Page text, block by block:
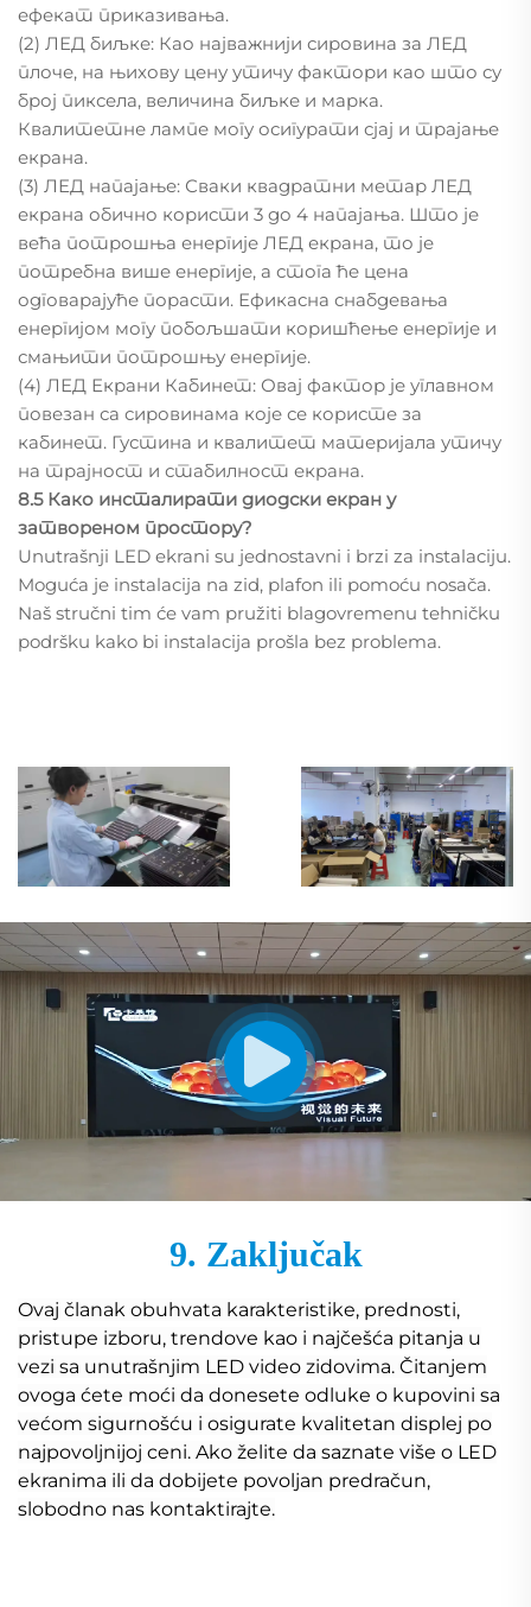
ефекат приказивања.
(2) ЛЕД биљке: Као најважнији сировина за ЛЕД
плоче, на њихову цену утичу фактори као што су
број пиксела, величина биљке и марка.
Квалитетне лампе могу осигурати сјај и трајање
екрана.
(3) ЛЕД напајање: Сваки квадратни метар ЛЕД
екрана обично користи 3 до 4 напајања. Што је
већа потрошња енергије ЛЕД екрана, то је
потребна више енергије, а стога ће цена
одговарајуће порасти. Ефикасна снабдевања
енергијом могу побољшати коришћење енергије и
смањити потрошњу енергије.
(4) ЛЕД Екрани Кабинет: Овај фактор је углавном
повезан са сировинама које се користе за
кабинет. Густина и квалитет материјала утичу
на трајност и стабилност екрана.
8.5 Како инсталирати диодски екран у
затвореном простору?
Unutrašnji LED ekrani su jednostavni i brzi za instalaciju.
Moguća je instalacija na zid, plafon ili pomoću nosača.
Naš stručni tim će vam pružiti blagovremenu tehničku
podršku kako bi instalacija prošla bez problema.
9. Zaključak
Ovaj članak obuhvata karakteristike, prednosti,
pristupe izboru, trendove kao i najčešća pitanja u
vezi sa unutrašnjim LED video zidovima. Čitanjem
ovoga ćete moći da donesete odluke o kupovini sa
većom sigurnošću i osigurate kvalitetan displej po
najpovoljnijoj ceni. Ako želite da saznate više o LED
ekranima ili da dobijete povoljan predračun,
slobodno nas kontaktirajte.